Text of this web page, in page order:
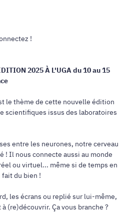
!
2025 À L'UGAdu 10 au 15
le thème de cette nouvelle édition
scientifiques issus des laboratoires
entre les neurones, notre cerveau
! Il nous connecte aussi au monde
ou virtuel... même si de temps en
du bien !
les écrans ou replié sur lui-même,
(re)découvrir. Ça vous branche ?